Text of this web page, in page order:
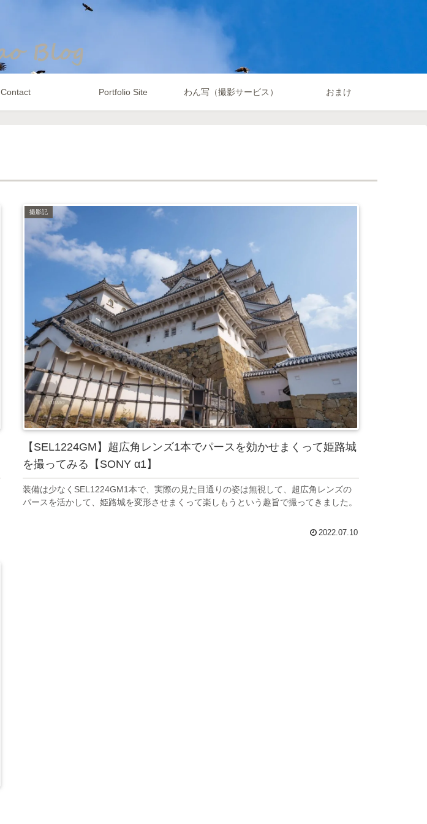
Contact Portfolio Site わん写（撮影サービス） おまけ
撮影記
【SEL1224GM】超広角レンズ1本でパースを効かせまくって姫路城
を撮ってみる【SONY α1】
装備は少なくSEL1224GM1本で、実際の見た目通りの姿は無視して、超広角レンズの
パースを活かして、姫路城を変形させまくって楽しもうという趣旨で撮ってきました。
2022.07.10